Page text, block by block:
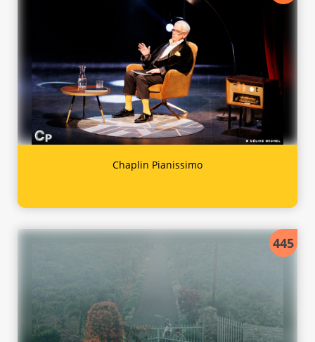
Chaplin Pianissimo
445